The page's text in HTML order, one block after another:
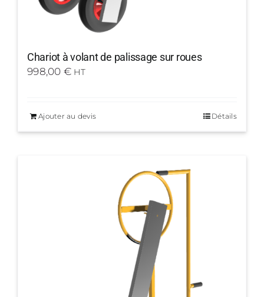
Chariot à volant de palissage sur roues
998,00 € HT
Ajouter au devis Détails